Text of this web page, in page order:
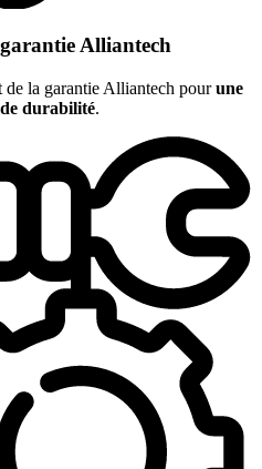
Alliantech
de la garantie Alliantech pourune
durabilité.